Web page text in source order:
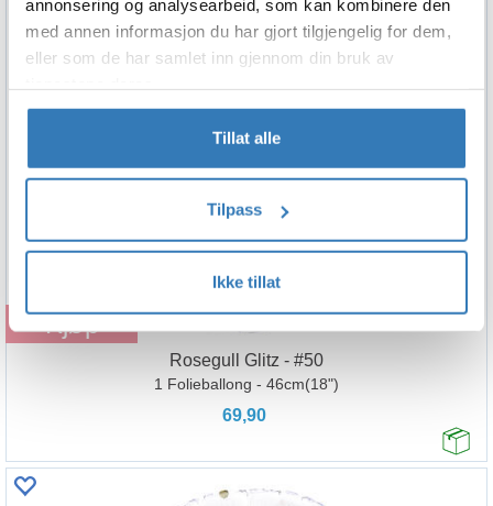
annonsering og analysearbeid, som kan kombinere den
med annen informasjon du har gjort tilgjengelig for dem,
eller som de har samlet inn gjennom din bruk av
Tillat alle
Tilpass
Ikke tillat
Kjøp
Rosegull Glitz - #50
1 Folieballong - 46cm(18")
69,90